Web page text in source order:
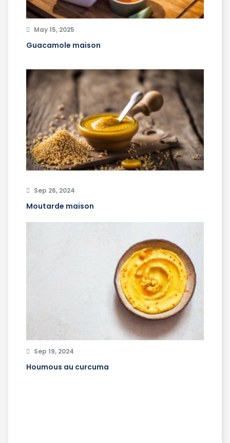
May 15, 2025
Guacamole maison
Sep 26, 2024
Moutarde maison
Sep 19, 2024
Houmous au curcuma